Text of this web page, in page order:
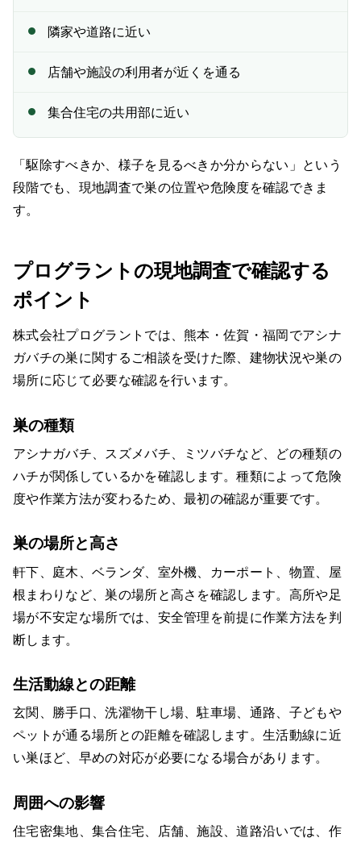
隣家や道路に近い
店舗や施設の利用者が近くを通る
集合住宅の共用部に近い
「駆除すべきか、様子を見るべきか分からない」という
段階でも、現地調査で巣の位置や危険度を確認できま
す。
プログラントの現地調査で確認する
ポイント
株式会社プログラントでは、熊本・佐賀・福岡でアシナ
ガバチの巣に関するご相談を受けた際、建物状況や巣の
場所に応じて必要な確認を行います。
巣の種類
アシナガバチ、スズメバチ、ミツバチなど、どの種類の
ハチが関係しているかを確認します。種類によって危険
度や作業方法が変わるため、最初の確認が重要です。
巣の場所と高さ
軒下、庭木、ベランダ、室外機、カーポート、物置、屋
根まわりなど、巣の場所と高さを確認します。高所や足
場が不安定な場所では、安全管理を前提に作業方法を判
断します。
生活動線との距離
玄関、勝手口、洗濯物干し場、駐車場、通路、子どもや
ペットが通る場所との距離を確認します。生活動線に近
い巣ほど、早めの対応が必要になる場合があります。
周囲への影響
住宅密集地、集合住宅、店舗、施設、道路沿いでは、作